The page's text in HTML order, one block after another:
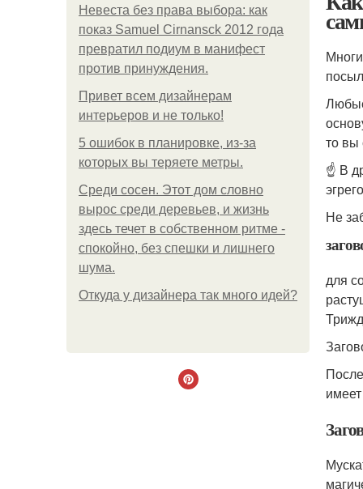
Невеста без права выбора: как
показ Samuel Cirnansck 2012 года
превратил подиум в манифест
против принуждения.
Привет всем дизайнерам
интерьеров и не только!
5 ошибок в планировке, из-за
которых вы теряете метры.
Среди сосен. Этот дом словно
вырос среди деревьев, и жизнь
здесь течет в собственном ритме -
спокойно, без спешки и лишнего
шума.
Откуда у дизайнера так много идей?
то вы
☝️ В
Не
для